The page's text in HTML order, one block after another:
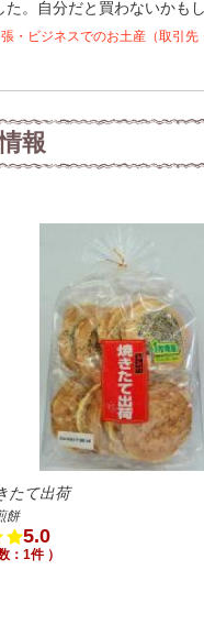
た。自分だと買わないかもし
・ビジネスでのお土産（取引先
報
たて出荷
餅
5.0
：1件 ）